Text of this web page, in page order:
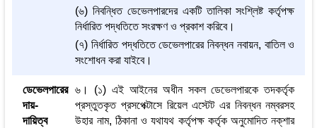
(৬) নিবন্ধিত ডেভেলপারদের একটি তালিকা সংশ্লিষ্ট কর্তৃপক্ষ
নির্ধারিত পদ্ধতিতে সংরক্ষণ ও প্রকাশ করিবে।
(৭) নির্ধারিত পদ্ধতিতে ডেভেলপারের নিবন্ধন নবায়ন, বাতিল ও
সংশোধন করা যাইবে।
ডেভেলপারের
দায়-
দায়িত্ব
৬। (১) এই আইনের অধীন সকল ডেভেলপারকে তদকর্তৃক
প্রস্তুতকৃত প্রসপেক্টাসে রিয়েল এস্টেট এর নিবন্ধন নম্বরসহ
উহার নাম, ঠিকানা ও যথাযথ কর্তৃপক্ষ কর্তৃক অনুমোদিত নক্‌শার